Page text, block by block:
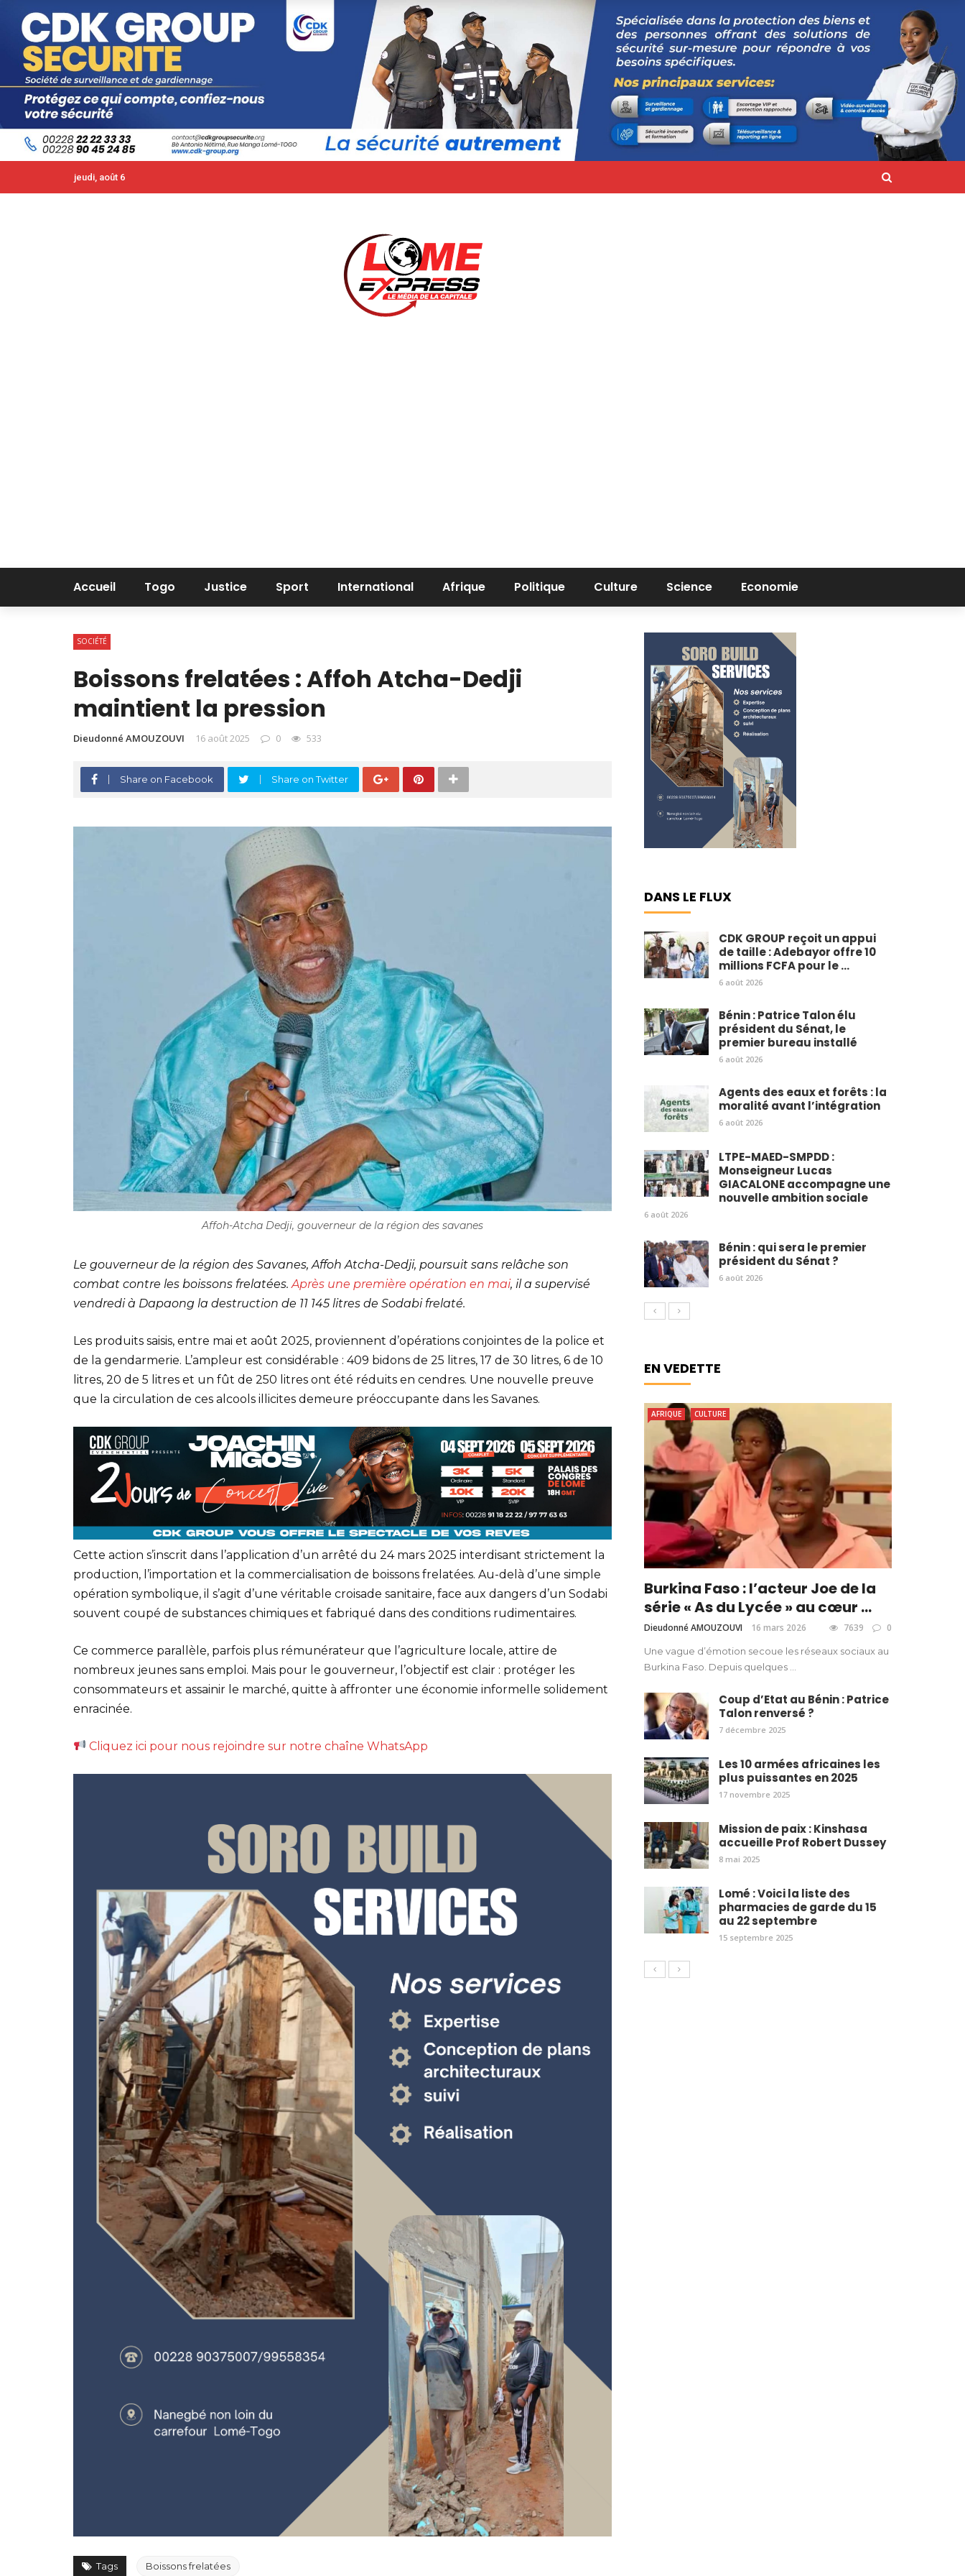
jeudi, août 6
Accueil Togo Justice Sport International Afrique Politique Culture Science Economie
SOCIÉTÉ
Boissons frelatées : Affoh Atcha-Dedji
maintient la pression
Dieudonné AMOUZOUVI 16 août 2025 0 533
Share on Facebook Share on Twitter
Affoh-Atcha Dedji, gouverneur de la région des savanes
Le gouverneur de la région des Savanes, Affoh Atcha-Dedji, poursuit sans relâche son
combat contre les boissons frelatées. Après une première opération en mai, il a supervisé
vendredi à Dapaong la destruction de 11 145 litres de Sodabi frelaté.
Les produits saisis, entre mai et août 2025, proviennent d’opérations conjointes de la police et
de la gendarmerie. L’ampleur est considérable : 409 bidons de 25 litres, 17 de 30 litres, 6 de 10
litres, 20 de 5 litres et un fût de 250 litres ont été réduits en cendres. Une nouvelle preuve
que la circulation de ces alcools illicites demeure préoccupante dans les Savanes.
Cette action s’inscrit dans l’application d’un arrêté du 24 mars 2025 interdisant strictement la
production, l’importation et la commercialisation de boissons frelatées. Au-delà d’une simple
opération symbolique, il s’agit d’une véritable croisade sanitaire, face aux dangers d’un Sodabi
souvent coupé de substances chimiques et fabriqué dans des conditions rudimentaires.
Ce commerce parallèle, parfois plus rémunérateur que l’agriculture locale, attire de
nombreux jeunes sans emploi. Mais pour le gouverneur, l’objectif est clair : protéger les
consommateurs et assainir le marché, quitte à affronter une économie informelle solidement
enracinée.
Cliquez ici pour nous rejoindre sur notre chaîne WhatsApp
Tags Boissons frelatées
DANS LE FLUX
CDK GROUP reçoit un appui
de taille : Adebayor offre 10
millions FCFA pour le ...
6 août 2026
Bénin : Patrice Talon élu
président du Sénat, le
premier bureau installé
6 août 2026
Agents des eaux et forêts : la
moralité avant l’intégration
6 août 2026
LTPE-MAED-SMPDD :
Monseigneur Lucas
GIACALONE accompagne une
nouvelle ambition sociale
6 août 2026
Bénin : qui sera le premier
président du Sénat ?
6 août 2026
EN VEDETTE
AFRIQUE CULTURE
Burkina Faso : l’acteur Joe de la
série « As du Lycée » au cœur ...
Dieudonné AMOUZOUVI 16 mars 2026 7639 0
Une vague d’émotion secoue les réseaux sociaux au
Burkina Faso. Depuis quelques ...
Coup d’Etat au Bénin : Patrice
Talon renversé ?
7 décembre 2025
Les 10 armées africaines les
plus puissantes en 2025
17 novembre 2025
Mission de paix : Kinshasa
accueille Prof Robert Dussey
8 mai 2025
Lomé : Voici la liste des
pharmacies de garde du 15
au 22 septembre
15 septembre 2025